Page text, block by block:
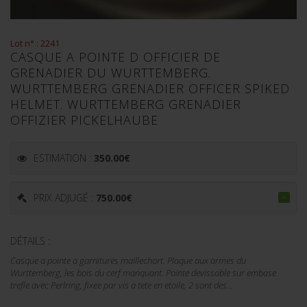
Lot n° : 2241
CASQUE A POINTE D OFFICIER DE
GRENADIER DU WURTTEMBERG.
WURTTEMBERG GRENADIER OFFICER SPIKED
HELMET. WURTTEMBERG GRENADIER
OFFIZIER PICKELHAUBE
ESTIMATION : 350.00€
PRIX ADJUGÉ : 750.00€
DÉTAILS :
Casque a pointe a garnitures maillechort. Plaque aux armes du
Wurttemberg, les bois du cerf manquant. Pointe devissable sur embase
trefle avec Perlring, fixee par vis a tete en etoile, 2 sont des...